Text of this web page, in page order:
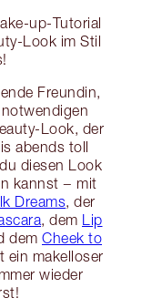
up-Tutorial
Look im Stil
Freundin,
Look, der
abends toll
diesen Look
kannst − mit
Dreams, der
, dem Lip
dem Cheek to
ein makelloser
wieder